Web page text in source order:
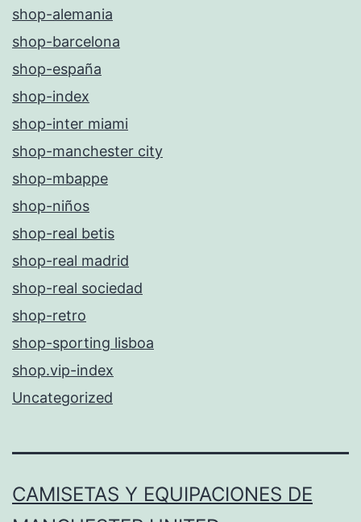
shop-alemania
shop-barcelona
shop-españa
shop-index
shop-inter miami
shop-manchester city
shop-mbappe
shop-niños
shop-real betis
shop-real madrid
shop-real sociedad
shop-retro
shop-sporting lisboa
shop.vip-index
Uncategorized
CAMISETAS Y EQUIPACIONES DE